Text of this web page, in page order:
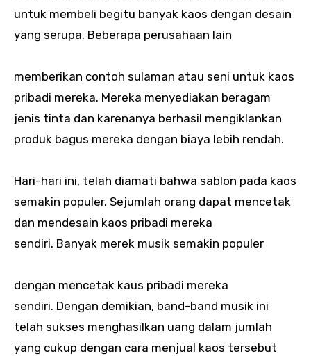
untuk membeli begitu banyak kaos dengan desain
yang serupa. Beberapa perusahaan lain
memberikan contoh sulaman atau seni untuk kaos
pribadi mereka. Mereka menyediakan beragam
jenis tinta dan karenanya berhasil mengiklankan
produk bagus mereka dengan biaya lebih rendah.
Hari-hari ini, telah diamati bahwa sablon pada kaos
semakin populer. Sejumlah orang dapat mencetak
dan mendesain kaos pribadi mereka
sendiri. Banyak merek musik semakin populer
dengan mencetak kaus pribadi mereka
sendiri. Dengan demikian, band-band musik ini
telah sukses menghasilkan uang dalam jumlah
yang cukup dengan cara menjual kaos tersebut